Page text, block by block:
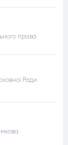
права
Ради